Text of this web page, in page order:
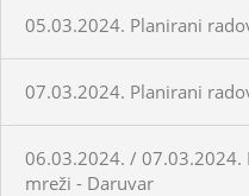
05.03.2024. Planirani
07.03.2024. Planirani
06.03.2024. / 07.03.2024.
mreži - Daruvar